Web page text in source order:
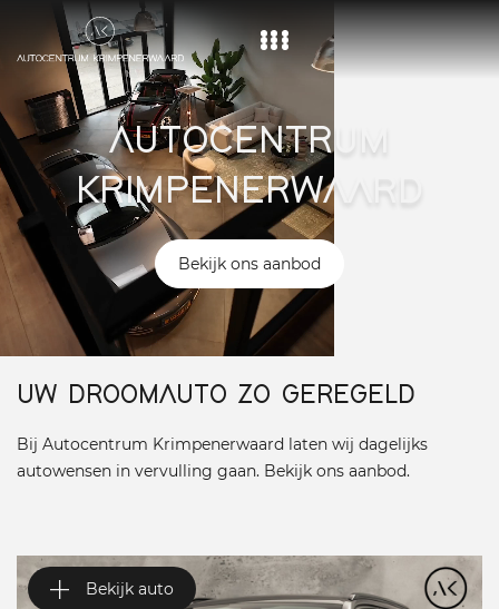
Home
Aanbod
Diensten
Over ons
Vacature
Contact
AUTOCENTRUM
KRIMPENERWAARD
Bekijk ons aanbod
UW DROOMAUTO ZO GEREGELD
Bij Autocentrum Krimpenerwaard laten wij dagelijks
autowensen in vervulling gaan. Bekijk ons aanbod.
Bekijk auto